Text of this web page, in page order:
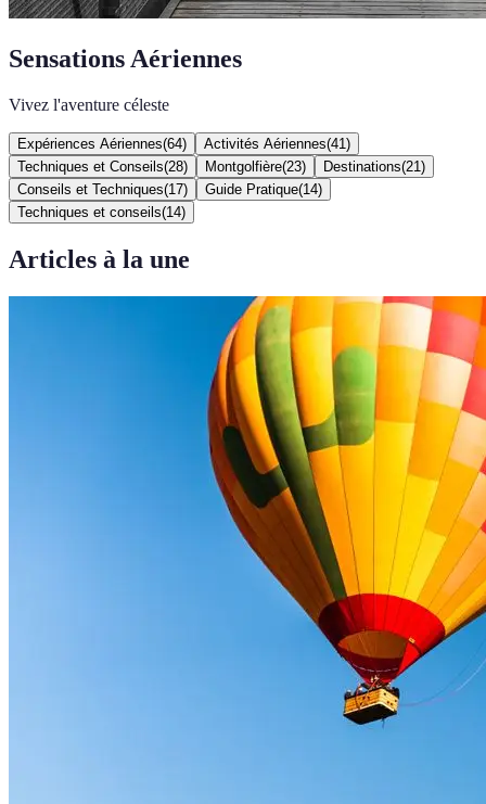
Sensations Aériennes
Vivez l'aventure céleste
Expériences Aériennes(64) Activités Aériennes(41 )
Techniques et Conseils(28) Montgolfière(23) Destinations(21 )
Conseils et Techniques(17) Guide Pratique(14)
Techniques et conseils(14)
Articles à la une